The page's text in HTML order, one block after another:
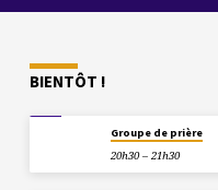
BIENTÔT !
Groupe de prière
20h30 – 21h30